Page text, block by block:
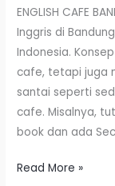
ENGLISH CAFE
Inggris di
Indonesia.
cafe, tetapi juga
santai seperti
cafe. Misalnya,
book dan ada
Read More »